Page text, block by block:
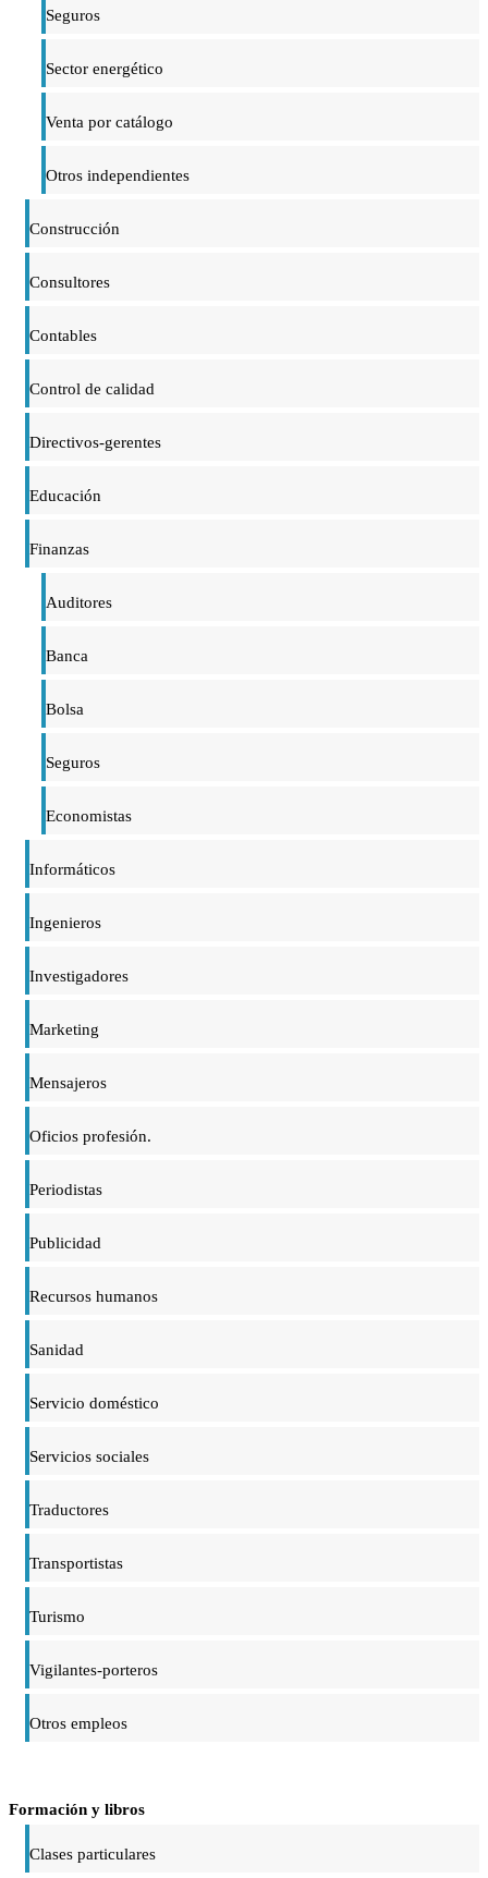
Seguros
Sector energético
Venta por catálogo
Otros independientes
Construcción
Consultores
Contables
Control de calidad
Directivos-gerentes
Educación
Finanzas
Auditores
Banca
Bolsa
Seguros
Economistas
Informáticos
Ingenieros
Investigadores
Marketing
Mensajeros
Oficios profesión.
Periodistas
Publicidad
Recursos humanos
Sanidad
Servicio doméstico
Servicios sociales
Traductores
Transportistas
Turismo
Vigilantes-porteros
Otros empleos
Formación y libros
Clases particulares